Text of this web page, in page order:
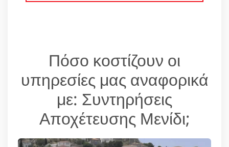
Πόσο κοστίζουν οι
υπηρεσίες μας αναφορικά
με: Συντηρήσεις
Αποχέτευσης Μενίδι;